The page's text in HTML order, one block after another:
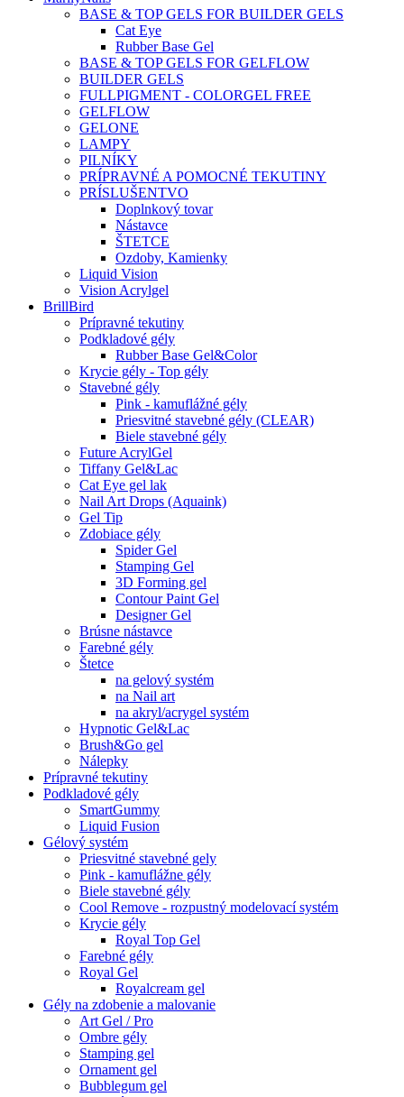
BASE & TOP GELS FOR BUILDER GELS
Cat Eye
Rubber Base Gel
BASE & TOP GELS FOR GELFLOW
BUILDER GELS
FULLPIGMENT - COLORGEL FREE
GELFLOW
GELONE
LAMPY
PILNÍKY
PRÍPRAVNÉ A POMOCNÉ TEKUTINY
PRÍSLUŠENTVO
Doplnkový tovar
Nástavce
ŠTETCE
Ozdoby, Kamienky
Liquid Vision
Vision Acrylgel
BrillBird
Prípravné tekutiny
Podkladové gély
Rubber Base Gel&Color
Krycie gély - Top gély
Stavebné gély
Pink - kamuflážné gély
Priesvitné stavebné gély (CLEAR)
Biele stavebné gély
Future AcrylGel
Tiffany Gel&Lac
Cat Eye gel lak
Nail Art Drops (Aquaink)
Gel Tip
Zdobiace gély
Spider Gel
Stamping Gel
3D Forming gel
Contour Paint Gel
Designer Gel
Brúsne nástavce
Farebné gély
Štetce
na gelový systém
na Nail art
na akryl/acrygel systém
Hypnotic Gel&Lac
Brush&Go gel
Nálepky
Prípravné tekutiny
Podkladové gély
SmartGummy
Liquid Fusion
Gélový systém
Priesvitné stavebné gely
Pink - kamuflážne gély
Biele stavebné gély
Cool Remove - rozpustný modelovací systém
Krycie gély
Royal Top Gel
Farebné gély
Royal Gel
Royalcream gel
Gély na zdobenie a malovanie
Art Gel / Pro
Ombre gély
Stamping gel
Ornament gel
Bubblegum gel